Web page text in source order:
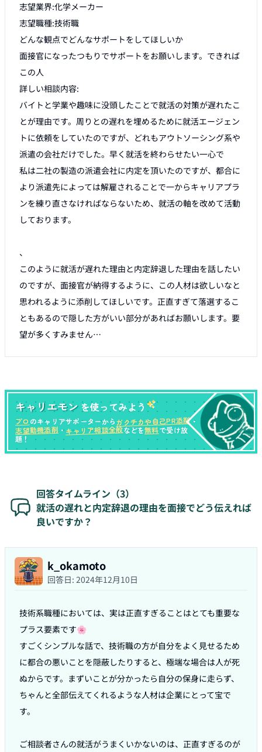
志望業界:化学メーカー
志望職種:技術職
どんな観点でどんなサポートをしてほしいか
面接官になったつもりでサポートをお願いします。できれば
この人
詳しい相談内容:
バイトと学業や趣味に没頭したことで就活の対策が遅れたこ
とが理由です。周りとの遅れを埋めるために就活エージェン
トに依頼をしていたのですが、どれもアウトソーシング系や
派遣の会社だけでした。早く就活を終わらせたい一心で
私は二社の製造の派遣会社に内定を頂いたのですが、都合に
より派遣先によっては解雇されることで一からキャリアプラ
ンを練り直さなければならないため、就活の軸を改めて活動
しております。
、
このように就活が遅れた理由と内定辞退した理由を話したい
のですが、面接官が納得するように、この人材は欲しいなと
思われるように添削してほしいです。正直すぎて落選するこ
ともあるので隠した方がいい部分があればお願いします。要
望が多くすみません…
キャリエモン を使ってみよう
プロ のキャリアサポーターからガクチカや自己PR添削・
志望動機添削 ・キャリア相談全般などを無料で受け放
題！
回答タイムライン（3）
就活の遅れと内定辞退の理由を面接でどう伝えれば
良いですか？
k_okamoto
回答日: 2024年12月10日
技術系職種においては、実は正直すぎることはとても重要な
プラス要素です🌸
すごくシンプルな話で、技術職の方が自分をよく見せるため
に都合の悪いことを隠蔽したりすると、極端な場合は人が死
ぬからです。まずいことが分かったら自分の保身に走らず、
ちゃんと全部伝えてくれるような人材は企業にとって宝で
す。
ご相談者さんの就活がうまくいかないのは、正直すぎるのが